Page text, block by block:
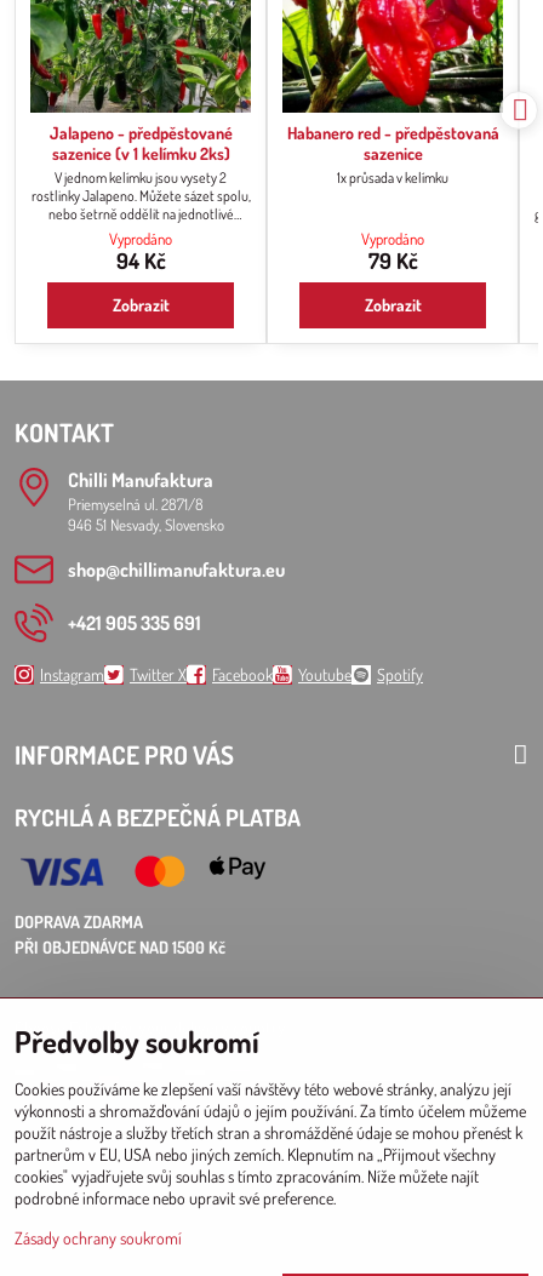
Jalapeno - předpěstované
sazenice (v 1 kelímku 2ks)
V jednom kelímku jsou vysety 2
rostlinky Jalapeno. Můžete sázet spolu,
nebo šetrně oddělit na jednotlivé
rostlinky a sázet zvlášť po jedné
rostlince
Vyprodáno
94 Kč
Zobrazit
Habanero red - předpěstovaná
sazenice
1x průsada v kelímku
Vyprodáno
79 Kč
Zobrazit
KONTAKT
Chilli Manufaktura
Priemyselná ul. 2871/8
946 51 Nesvady, Slovensko
shop​@chillimanufaktura​.eu
+421 905 335 691
Instagram Twitter X Facebook Youtube Spotify
INFORMACE PRO VÁS
RYCHLÁ A BEZPEČNÁ PLATBA
DOPRAVA ZDARMA
PŘI OBJEDNÁVCE NAD 1500 Kč
Choose Eshop for your delivery country:
VELKOOBCHOD PRO PRODEJNY
Registrace l Přihlášenído velkoobchodu
Since 2017 © CM
Předvolby soukromí
Cookies používáme ke zlepšení vaší návštěvy této webové stránky, analýzu její
výkonnosti a shromažďování údajů o jejím používání. Za tímto účelem můžeme
použít nástroje a služby třetích stran a shromážděné údaje se mohou přenést k
partnerům v EU, USA nebo jiných zemích. Klepnutím na „Přijmout všechny
cookies" vyjadřujete svůj souhlas s tímto zpracováním. Níže můžete najít
podrobné informace nebo upravit své preference.
Zásady ochrany soukromí